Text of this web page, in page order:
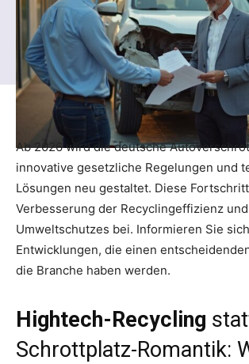
Ab 2026 wird die deutsche
innovative gesetzliche Regelungen und
Lösungen neu gestaltet. Diese
Verbesserung der Recyclingeffizienz
Umweltschutzes bei. Informieren Sie
Entwicklungen, die einen
die Branche haben werden.
Hightech-Recycling
Schrottplatz-Romantik: